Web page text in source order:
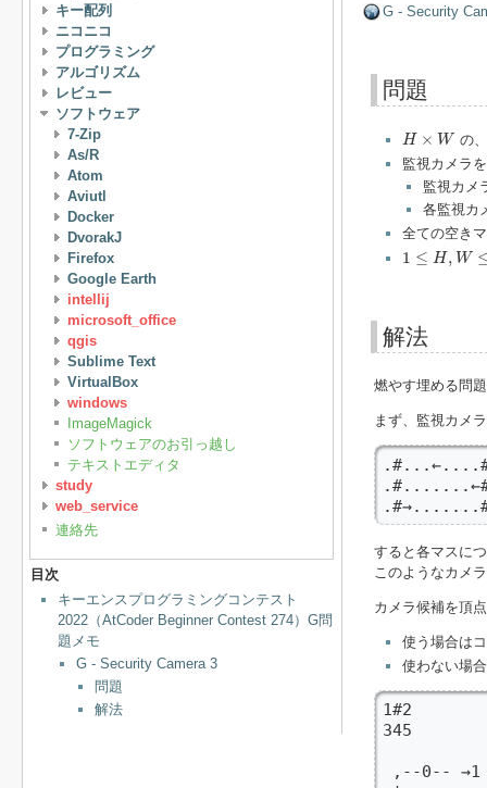
キー配列
ニコニコ
プログラミング
アルゴリズム
レビュー
ソフトウェア
7-Zip
As/R
Atom
Aviutl
Docker
DvorakJ
Firefox
Google Earth
intellij
microsoft_office
qgis
Sublime Text
VirtualBox
windows
ImageMagick
ソフトウェアのお引っ越し
テキストエディタ
study
web_service
連絡先
目次
キーエンスプログラミングコンテスト
2022（AtCoder Beginner Contest 274）G問
題メモ
G - Security Camera 3
問題
解法
G - Security
問題
H × W
H×W
の
監視カメラ
監視カメ
各監視カ
全ての空き
1 ≤ H, W
1 H W ≤300
解法
燃やす埋める問
まず、監視カメ
.#...←....#..
.#.......←#..
.#→.......#..
すると各マスに
このようなカメ
カメラ候補を頂
使う場合は
使わない場
1#2
345
,--0-- →1